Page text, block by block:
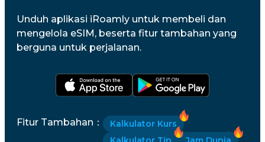
Unduh aplikasi iRoamly untuk membeli dan
mengelola eSIM, beserta fitur tambahan yang
berguna untuk perjalanan.
Fitur Tambahan ：
Kalkulator Kurs